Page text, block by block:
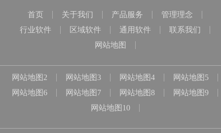
首页 关于我们 产品服务
管理理念
行业软件
区域软件 通用软件
联系我们
网站地图
网站地图2 网站地图3 网站地图4
网站地图5
网站地图6
网站地图7 网站地图8
网站地图9
网站地图10